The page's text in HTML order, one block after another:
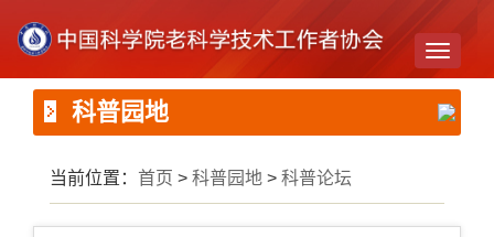
Toggle
科普园地
当前位置： 首页 > 科普园地 > 科普论坛